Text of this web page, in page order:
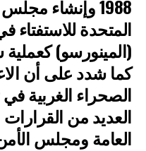
1988 وإنشاء
المتحدة للاستفتاء
(المينورسو) كعملية
كما شدد على أن
الصحراء الغربية
العديد من
العامة ومجلس